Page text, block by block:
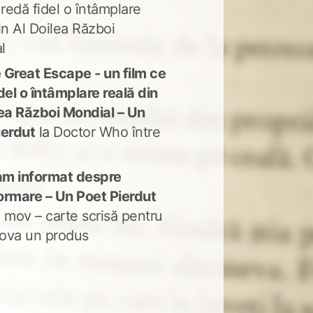
fidel o întâmplare
Al Doilea Război
Great Escape - un film ce
o întâmplare reală din
Război Mondial – Un
la Doctor Who între
informat despre
– Un Poet Pierdut
mov – carte scrisă pentru
un produs